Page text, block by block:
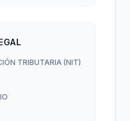
TRIBUTARIA (NIT)